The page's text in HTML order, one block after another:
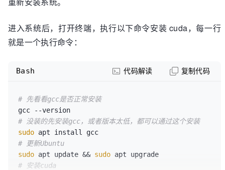
进入系统后，打开终端，执行以下命令安装 cuda，每一行
就是一个执行命令：
# 先看看gcc是否正常安装
# 没装的先安装gcc，或者版本太低，都可以通过这个安装
sudo
# 更新Ubuntu
sudo apt update && sudo
# 安装cuda
Bash 代码解读 复制代码